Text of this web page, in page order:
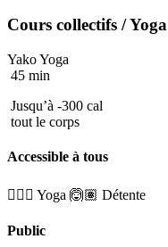
Cours collectifs / Yoga
Yako Yoga
45 min
Jusqu’à -300 cal
tout le corps
Accessible à tous
🧘🏼‍♂️ Yoga 🙆🏽 Détente
Public